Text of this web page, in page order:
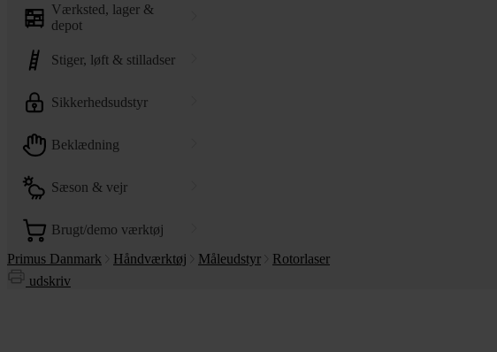
værksted, lager &
depot
stiger, løft & stilladser
sikkerhedsudstyr
beklædning
sæson & vejr
brugt/demo værktøj
Primus Danmark
Håndværktøj Måleudstyr
Rotorlaser
udskriv